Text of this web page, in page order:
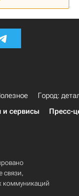
Город:
и сервисы Пресс-
связи,
коммуникаций